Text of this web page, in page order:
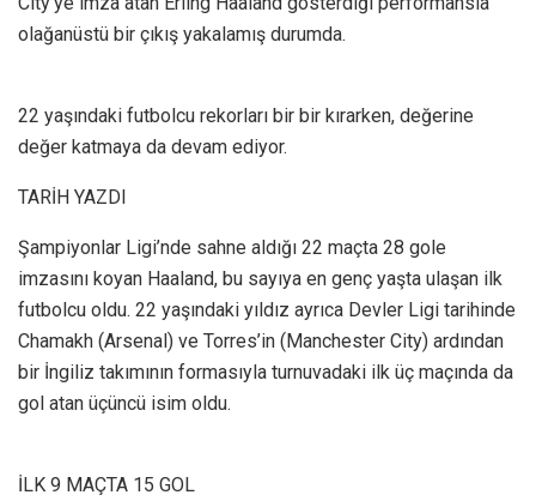
olağanüstü bir çıkış yakalamış durumda.
22 yaşındaki futbolcu rekorları bir bir kırarken, değerine
değer katmaya da devam ediyor.
TARİH YAZDI
Şampiyonlar Ligi’nde sahne aldığı 22 maçta 28 gole
imzasını koyan Haaland, bu sayıya en genç yaşta ulaşan ilk
futbolcu oldu. 22 yaşındaki yıldız ayrıca Devler Ligi tarihinde
Chamakh (Arsenal) ve Torres’in (Manchester City) ardından
bir İngiliz takımının formasıyla turnuvadaki ilk üç maçında da
gol atan üçüncü isim oldu.
İLK 9 MAÇTA 15 GOL